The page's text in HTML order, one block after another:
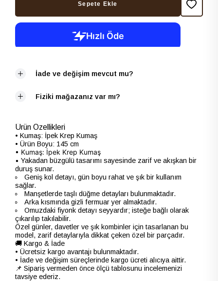
Sepete Ekle
İade ve değişim mevcut mu?
Fiziki mağazanız var mı?
Ürün Özellikleri
• Kumaş: İpek Krep Kumaş
• Ürün Boyu: 145 cm
• Kumaş: İpek Krep Kumaş
• Yakadan büzgülü tasarımı sayesinde zarif ve akışkan bir
duruş sunar.
Geniş kol detayı, gün boyu rahat ve şık bir kullanım
sağlar.
Manşetlerde taşlı düğme detayları bulunmaktadır.
Arka kısmında gizli fermuar yer almaktadır.
Omuzdaki fiyonk detayı seyyardır; isteğe bağlı olarak
çıkarılıp takılabilir.
Özel günler, davetler ve şık kombinler için tasarlanan bu
model, zarif detaylarıyla dikkat çeken özel bir parçadır.
🚚 Kargo & İade
• Ücretsiz kargo avantajı bulunmaktadır.
• İade ve değişim süreçlerinde kargo ücreti alıcıya aittir.
📌 Sipariş vermeden önce ölçü tablosunu incelemenizi
tavsiye ederiz.